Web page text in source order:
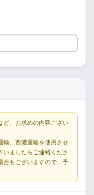
ど、お求めの内容ござい
輸、西濃運輸を使用させ
いましたらご連絡くださ
合もございますので、予